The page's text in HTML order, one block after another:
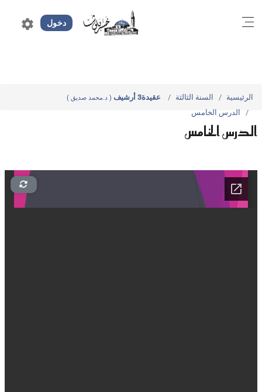
دخول settings
الرئيسية السنة الثالثة عقيدة3 أرشيف ( د.محمد صديق )
الدرس الخامس
الدرس الخامس